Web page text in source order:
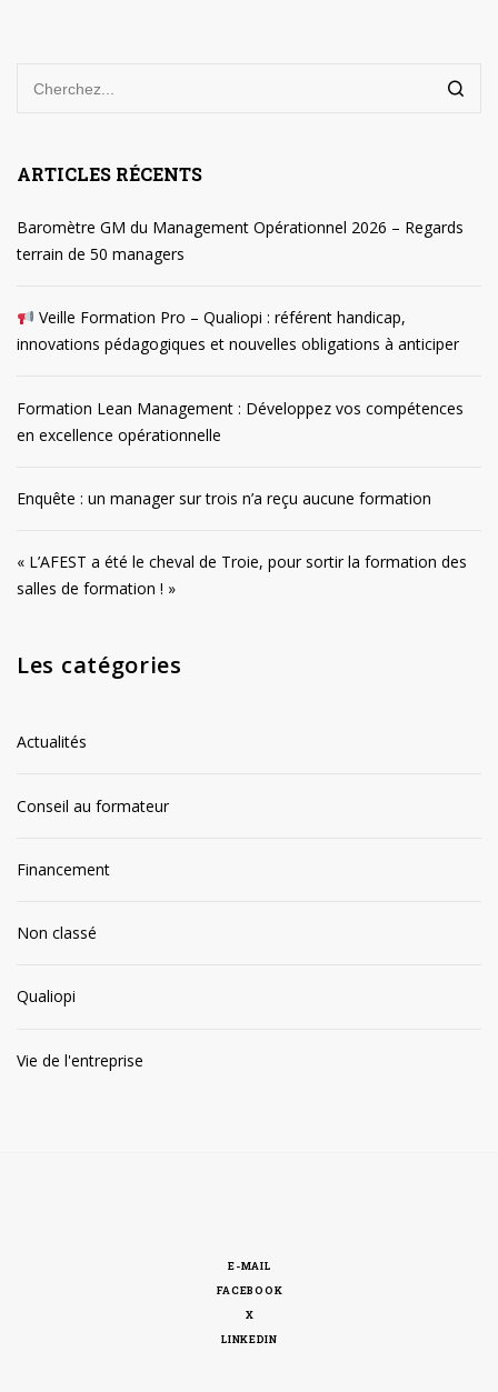
ARTICLES RÉCENTS
Baromètre GM du Management Opérationnel 2026 – Regards
terrain de 50 managers
Veille Formation Pro – Qualiopi : référent handicap,
innovations pédagogiques et nouvelles obligations à anticiper
Formation Lean Management : Développez vos compétences
en excellence opérationnelle
Enquête : un manager sur trois n’a reçu aucune formation
« L’AFEST a été le cheval de Troie, pour sortir la formation des
salles de formation ! »
Les catégories
Actualités
Conseil au formateur
Financement
Non classé
Qualiopi
Vie de l'entreprise
E-MAIL
FACEBOOK
X
LINKEDIN